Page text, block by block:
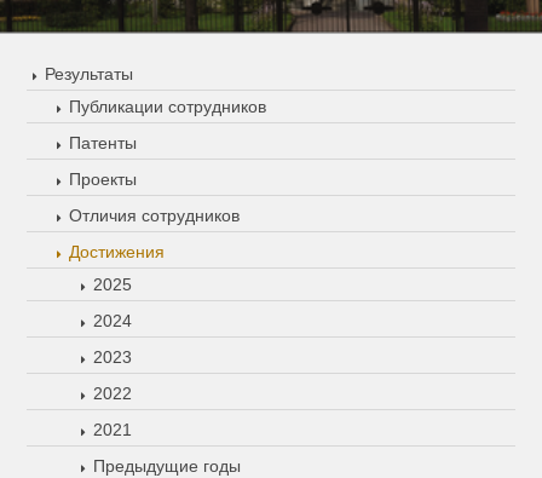
Результаты
Публикации сотрудников
Патенты
Проекты
Отличия сотрудников
Достижения
2025
2024
2023
2022
2021
Предыдущие годы